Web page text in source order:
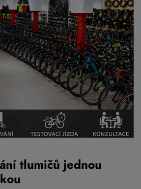
tlumičů jednou